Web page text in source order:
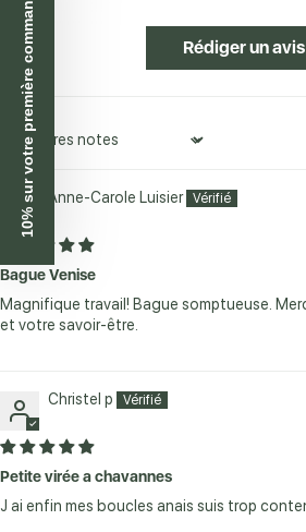
Rédiger un avis
Sort by
Anne-Carole Luisier
Bague Venise
Magnifique travail! Bague somptueuse.
et votre savoir-être.
Christel p
Petite virée a chavannes
J ai enfin mes boucles anais suis trop
10% sur votre première commande